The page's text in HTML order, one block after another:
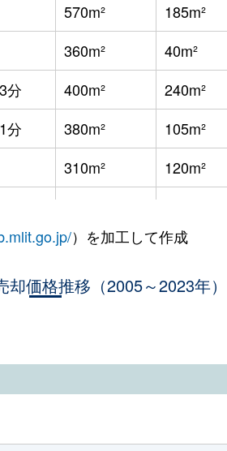
570m² 185m²
360m² 40m²
分 400m² 240m²
分 380m² 105m²
310m² 120m²
280m² -
640m² -
410m² 145m²
680m² -
分 330m² 90m²
）を加工して作成
価格推移（2005～2023年）